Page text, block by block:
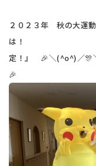
２０２３年 秋の大運
は！
定！』 🎉＼(^o^)／🎊